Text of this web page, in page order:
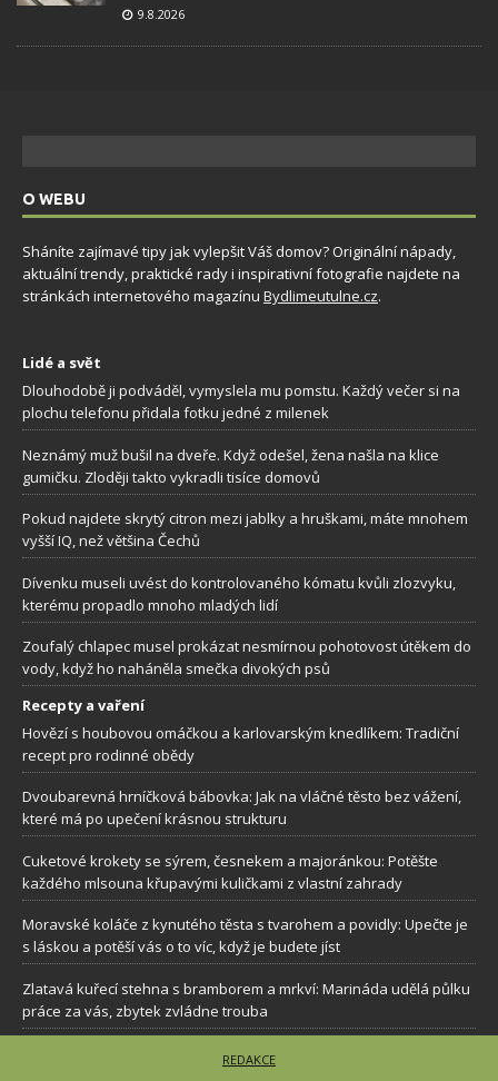
9.8.2026
O WEBU
Sháníte zajímavé tipy jak vylepšit Váš domov? Originální nápady,
aktuální trendy, praktické rady i inspirativní fotografie najdete na
stránkách internetového magazínu Bydlimeutulne.cz.
Lidé a svět
Dlouhodobě ji podváděl, vymyslela mu pomstu. Každý večer si na
plochu telefonu přidala fotku jedné z milenek
Neznámý muž bušil na dveře. Když odešel, žena našla na klice
gumičku. Zloději takto vykradli tisíce domovů
Pokud najdete skrytý citron mezi jablky a hruškami, máte mnohem
vyšší IQ, než většina Čechů
Dívenku museli uvést do kontrolovaného kómatu kvůli zlozvyku,
kterému propadlo mnoho mladých lidí
Zoufalý chlapec musel prokázat nesmírnou pohotovost útěkem do
vody, když ho naháněla smečka divokých psů
Recepty a vaření
Hovězí s houbovou omáčkou a karlovarským knedlíkem: Tradiční
recept pro rodinné obědy
Dvoubarevná hrníčková bábovka: Jak na vláčné těsto bez vážení,
které má po upečení krásnou strukturu
Cuketové krokety se sýrem, česnekem a majoránkou: Potěšte
každého mlsouna křupavými kuličkami z vlastní zahrady
Moravské koláče z kynutého těsta s tvarohem a povidly: Upečte je
s láskou a potěší vás o to víc, když je budete jíst
Zlatavá kuřecí stehna s bramborem a mrkví: Marináda udělá půlku
práce za vás, zbytek zvládne trouba
REDAKCE